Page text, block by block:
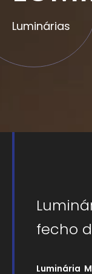
Luminárias
fecho
Luminária